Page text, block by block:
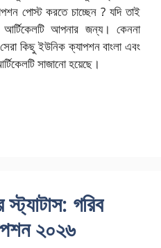
পোস্ট করতে চাচ্ছেন ? যদি তাই
আপনার জন্য। কেননা
কিছু ইউনিক ক্যাপশন বাংলা এবং
সাজানো হয়েছে।
গরিব
২০২৬